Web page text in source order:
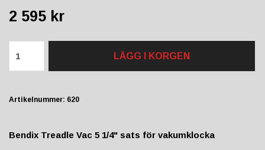
2 595 kr
LÄGG I KORGEN
Artikelnummer: 620
Bendix Treadle Vac 5 1/4" sats för vakumklocka